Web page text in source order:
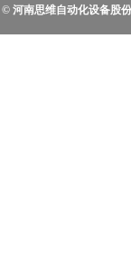
© 河南思维自动化设备股